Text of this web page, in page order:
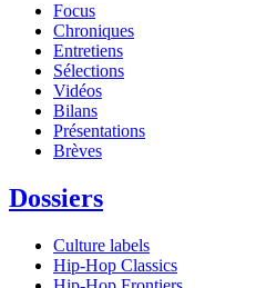
Focus
Chroniques
Entretiens
Sélections
Vidéos
Bilans
Présentations
Brèves
Dossiers
Culture labels
Hip-Hop Classics